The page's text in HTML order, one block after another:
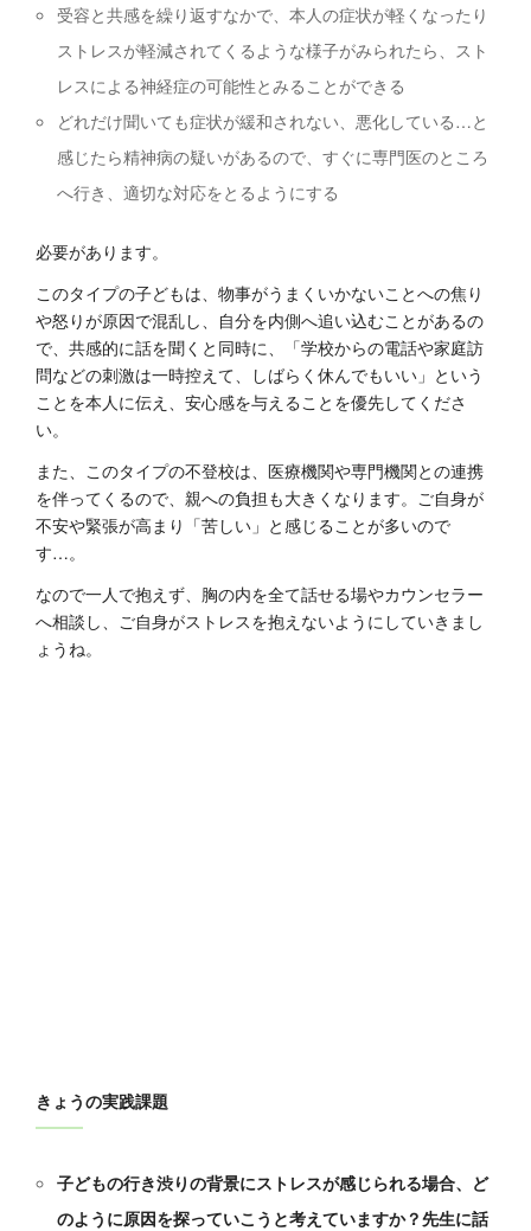
受容と共感を繰り返すなかで、本人の症状が軽くなったり
ストレスが軽減されてくるような様子がみられたら、スト
レスによる神経症の可能性とみることができる
どれだけ聞いても症状が緩和されない、悪化している…と
感じたら精神病の疑いがあるので、すぐに専門医のところ
へ行き、適切な対応をとるようにする
必要があります。
このタイプの子どもは、物事がうまくいかないことへの焦り
や怒りが原因で混乱し、自分を内側へ追い込むことがあるの
で、共感的に話を聞くと同時に、「学校からの電話や家庭訪
問などの刺激は一時控えて、しばらく休んでもいい」という
ことを本人に伝え、安心感を与えることを優先してくださ
い。
また、このタイプの不登校は、医療機関や専門機関との連携
を伴ってくるので、親への負担も大きくなります。ご自身が
不安や緊張が高まり「苦しい」と感じることが多いので
す…。
なので一人で抱えず、胸の内を全て話せる場やカウンセラー
へ相談し、ご自身がストレスを抱えないようにしていきまし
ょうね。
きょうの実践課題
子どもの行き渋りの背景にストレスが感じられる場合、ど
のように原因を探っていこうと考えていますか？先生に話